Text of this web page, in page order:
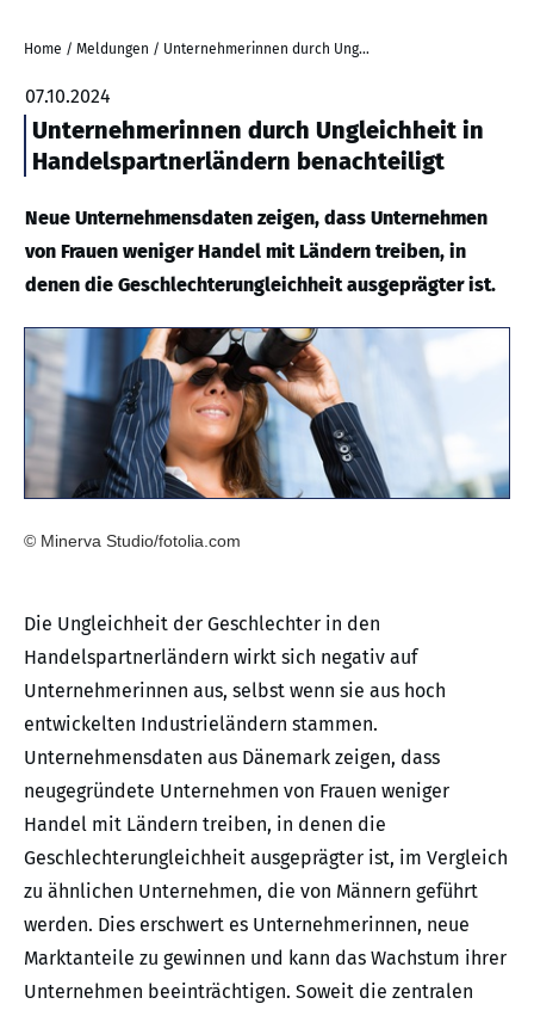
Home / Meldungen / Unternehmerinnen durch Ungleichheit in Handelspartnerländern benachteiligt
07.10.2024
Unternehmerinnen durch Ungleichheit in
Handelspartnerländern benachteiligt
Neue Unternehmensdaten zeigen, dass Unternehmen
von Frauen weniger Handel mit Ländern treiben, in
denen die Geschlechterungleichheit ausgeprägter ist.
© Minerva Studio/fotolia.com
Die Ungleichheit der Geschlechter in den
Handelspartnerländern wirkt sich negativ auf
Unternehmerinnen aus, selbst wenn sie aus hoch
entwickelten Industrieländern stammen.
Unternehmensdaten aus Dänemark zeigen, dass
neugegründete Unternehmen von Frauen weniger
Handel mit Ländern treiben, in denen die
Geschlechterungleichheit ausgeprägter ist, im Vergleich
zu ähnlichen Unternehmen, die von Männern geführt
werden. Dies erschwert es Unternehmerinnen, neue
Marktanteile zu gewinnen und kann das Wachstum ihrer
Unternehmen beeinträchtigen. Soweit die zentralen